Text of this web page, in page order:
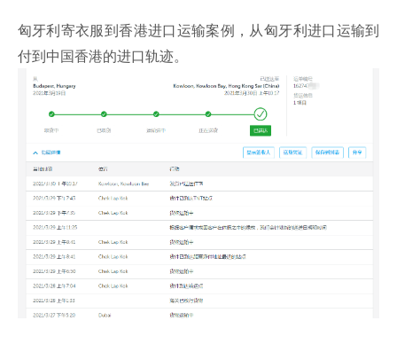
匈牙利寄衣服到香港进口运输案例，从匈牙利进口运输到
付到中国香港的进口轨迹。